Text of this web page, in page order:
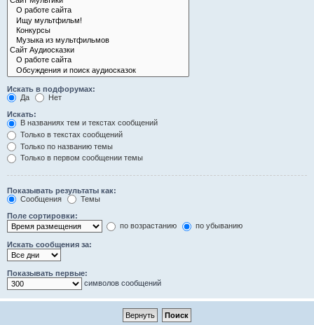
Искать в подфорумах:
Да
Нет
Искать:
В названиях тем и текстах сообщений
Только в текстах сообщений
Только по названию темы
Только в первом сообщении темы
Показывать результаты как:
Сообщения
Темы
Поле сортировки:
по возрастанию
по убыванию
Искать сообщения за:
Показывать первые:
символов сообщений